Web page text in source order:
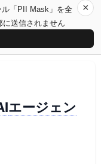
「PII Mask」を全
送信されません
×
エージェン